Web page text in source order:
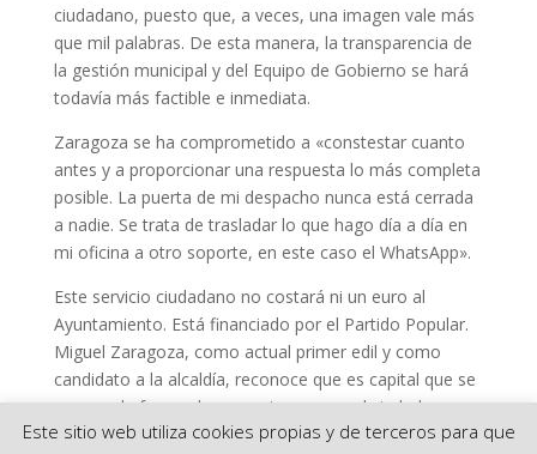
ciudadano, puesto que, a veces, una imagen vale más
que mil palabras. De esta manera, la transparencia de
la gestión municipal y del Equipo de Gobierno se hará
todavía más factible e inmediata.
Zaragoza se ha comprometido a «constestar cuanto
antes y a proporcionar una respuesta lo más completa
posible. La puerta de mi despacho nunca está cerrada
a nadie. Se trata de trasladar lo que hago día a día en
mi oficina a otro soporte, en este caso el WhatsApp».
Este servicio ciudadano no costará ni un euro al
Ayuntamiento. Está financiado por el Partido Popular.
Miguel Zaragoza, como actual primer edil y como
candidato a la alcaldía, reconoce que es capital que se
renueve la forma de comunicarse con el ciudadano y
de reiterar, con esta acción, que se trata de un alcalde
Este sitio web utiliza cookies propias y de terceros para que